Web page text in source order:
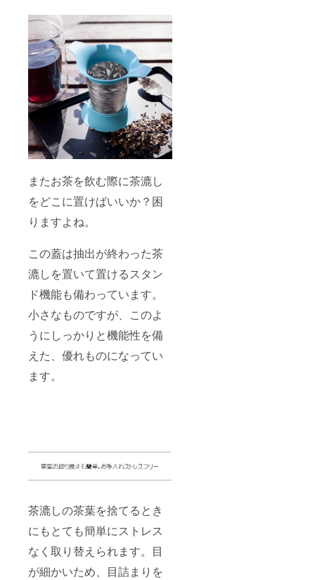
またお茶を飲む際に茶漉し
をどこに置けばいいか？困
りますよね。
この蓋は抽出が終わった茶
漉しを置いて置けるスタン
ド機能も備わっています。
小さなものですが、このよ
うにしっかりと機能性を備
えた、優れものになってい
ます。
茶漉しの茶葉を捨てるとき
にもとても簡単にストレス
なく取り替えられます。目
が細かいため、目詰まりを